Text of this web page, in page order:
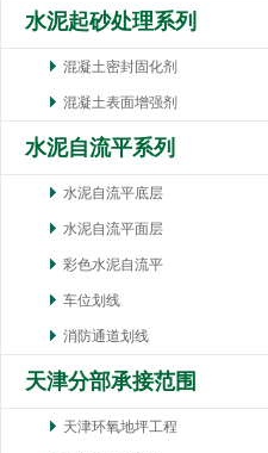
水泥起砂处理系列
混凝土密封固化剂
混凝土表面增强剂
水泥自流平系列
水泥自流平底层
水泥自流平面层
彩色水泥自流平
车位划线
消防通道划线
天津分部承接范围
天津环氧地坪工程